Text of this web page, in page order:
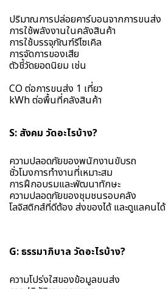
ปริมาณการปล่อยคาร์บอนจากการขนส่ง
การใช้พลังงานในคลังสินค้า
การใช้บรรจุภัณฑ์รีไซเคิล
การจัดการของเสีย
ตัวชี้วัดยอดนิยม เช่น
CO ต่อการขนส่ง 1 เที่ยว
kWh ต่อพื้นที่คลังสินค้า
S: สังคม วัดอะไรบ้าง?
ความปลอดภัยของพนักงานขับรถ
ชั่วโมงการทำงานที่เหมาะสม
การฝึกอบรมและพัฒนาทักษะ
ความปลอดภัยของชุมชนรอบคลัง
โลจิสติกส์ที่ดีต้อง ส่งของได้ และดูแลคนได้
G: ธรรมาภิบาล วัดอะไรบ้าง?
ความโปร่งใสของข้อมูลขนส่ง